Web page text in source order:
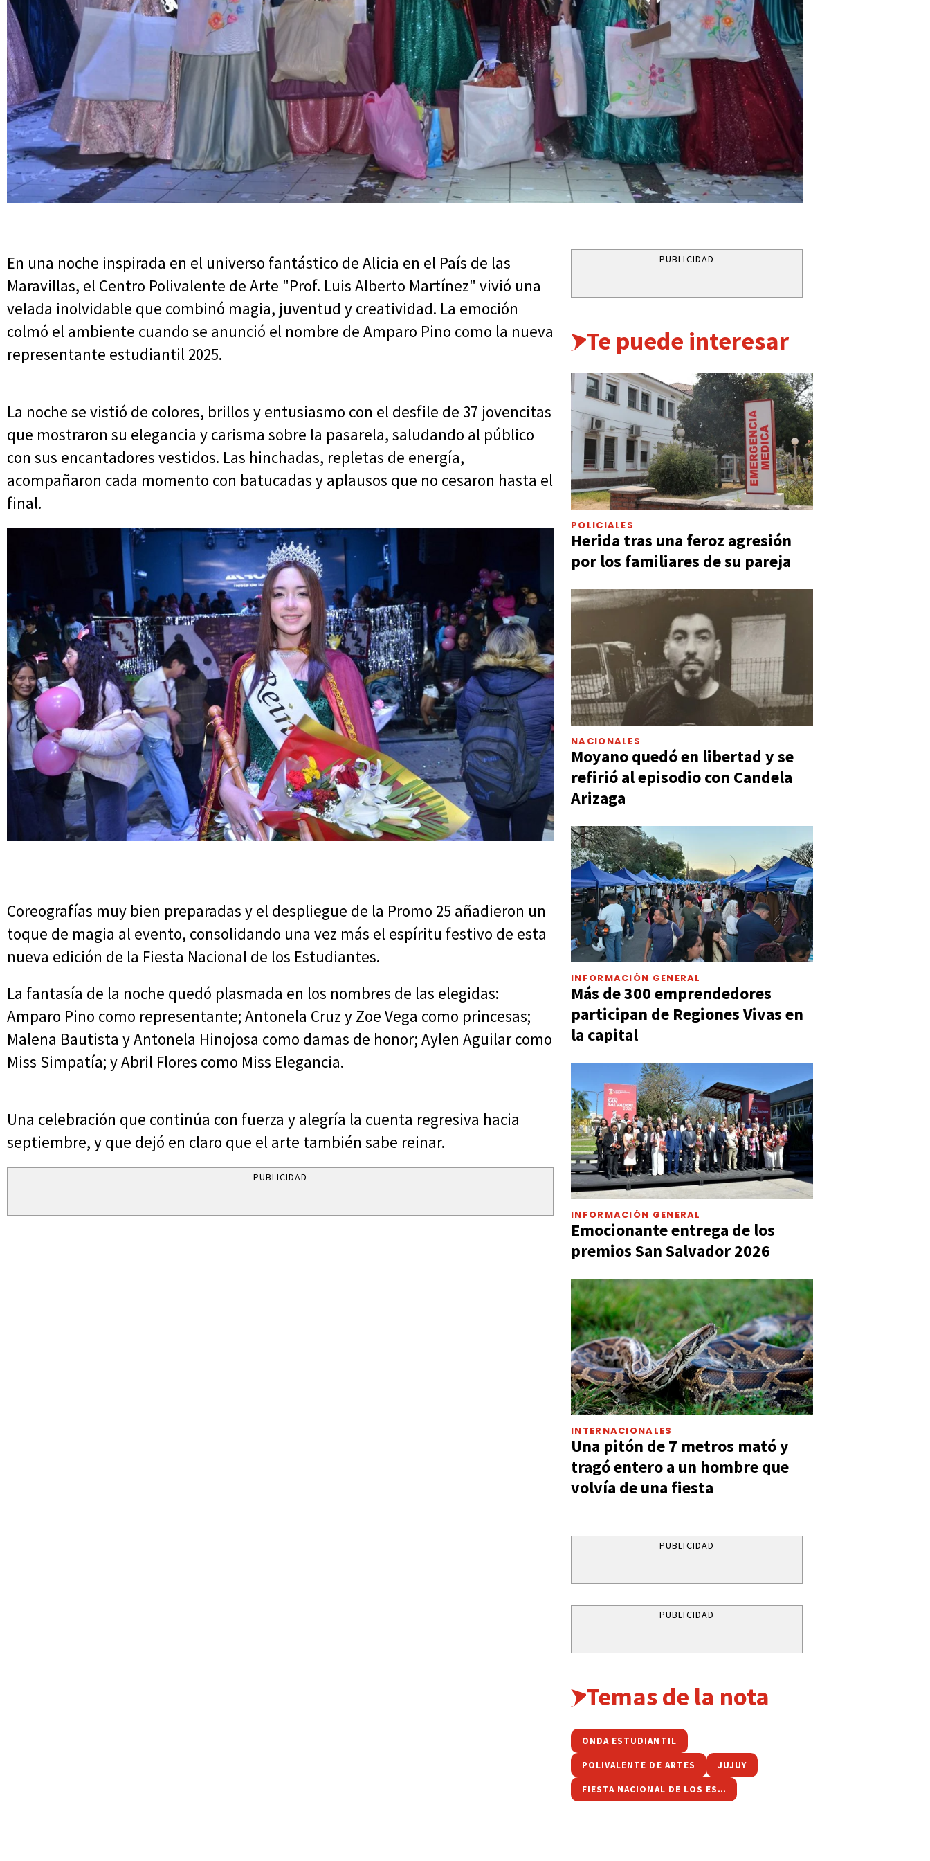
En una noche inspirada en el universo fantástico de Alicia en el País de las
Maravillas, el Centro Polivalente de Arte "Prof. Luis Alberto Martínez" vivió una
velada inolvidable que combinó magia, juventud y creatividad. La emoción
colmó el ambiente cuando se anunció el nombre de Amparo Pino como la nueva
representante estudiantil 2025.
La noche se vistió de colores, brillos y entusiasmo con el desfile de 37 jovencitas
que mostraron su elegancia y carisma sobre la pasarela, saludando al público
con sus encantadores vestidos. Las hinchadas, repletas de energía,
acompañaron cada momento con batucadas y aplausos que no cesaron hasta el
final.
Coreografías muy bien preparadas y el despliegue de la Promo 25 añadieron un
toque de magia al evento, consolidando una vez más el espíritu festivo de esta
nueva edición de la Fiesta Nacional de los Estudiantes.
La fantasía de la noche quedó plasmada en los nombres de las elegidas:
Amparo Pino como representante; Antonela Cruz y Zoe Vega como princesas;
Malena Bautista y Antonela Hinojosa como damas de honor; Aylen Aguilar como
Miss Simpatía; y Abril Flores como Miss Elegancia.
Una celebración que continúa con fuerza y alegría la cuenta regresiva hacia
septiembre, y que dejó en claro que el arte también sabe reinar.
PUBLICIDAD
PUBLICIDAD
Te puede interesar
POLICIALES
Herida tras una feroz agresión
por los familiares de su pareja
NACIONALES
Moyano quedó en libertad y se
refirió al episodio con Candela
Arizaga
INFORMACIÓN GENERAL
Más de 300 emprendedores
participan de Regiones Vivas en
la capital
INFORMACIÓN GENERAL
Emocionante entrega de los
premios San Salvador 2026
INTERNACIONALES
Una pitón de 7 metros mató y
tragó entero a un hombre que
volvía de una fiesta
PUBLICIDAD
PUBLICIDAD
Temas de la nota
ONDA ESTUDIANTIL
POLIVALENTE DE ARTES JUJUY
FIESTA NACIONAL DE LOS ESTUDIANTES